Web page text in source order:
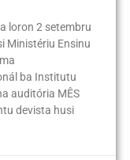
loron 2 setembru
Ministériu Ensinu
ba Institutu
auditória MÊS
devista husi